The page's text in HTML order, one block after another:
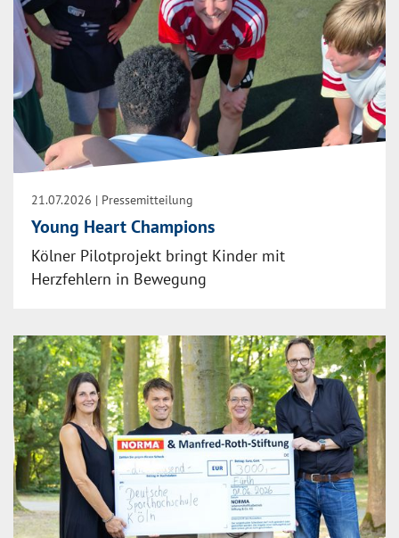
21.07.2026 | Pressemitteilung
Young Heart Champions
Kölner Pilotprojekt bringt Kinder mit
Herzfehlern in Bewegung